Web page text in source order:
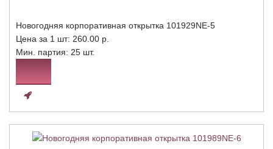
Новогодняя корпоративная открытка 101929NE-5
Цена за 1 шт: 260.00 р.
Мин. партия: 25 шт.